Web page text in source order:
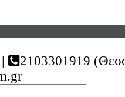
2103301919